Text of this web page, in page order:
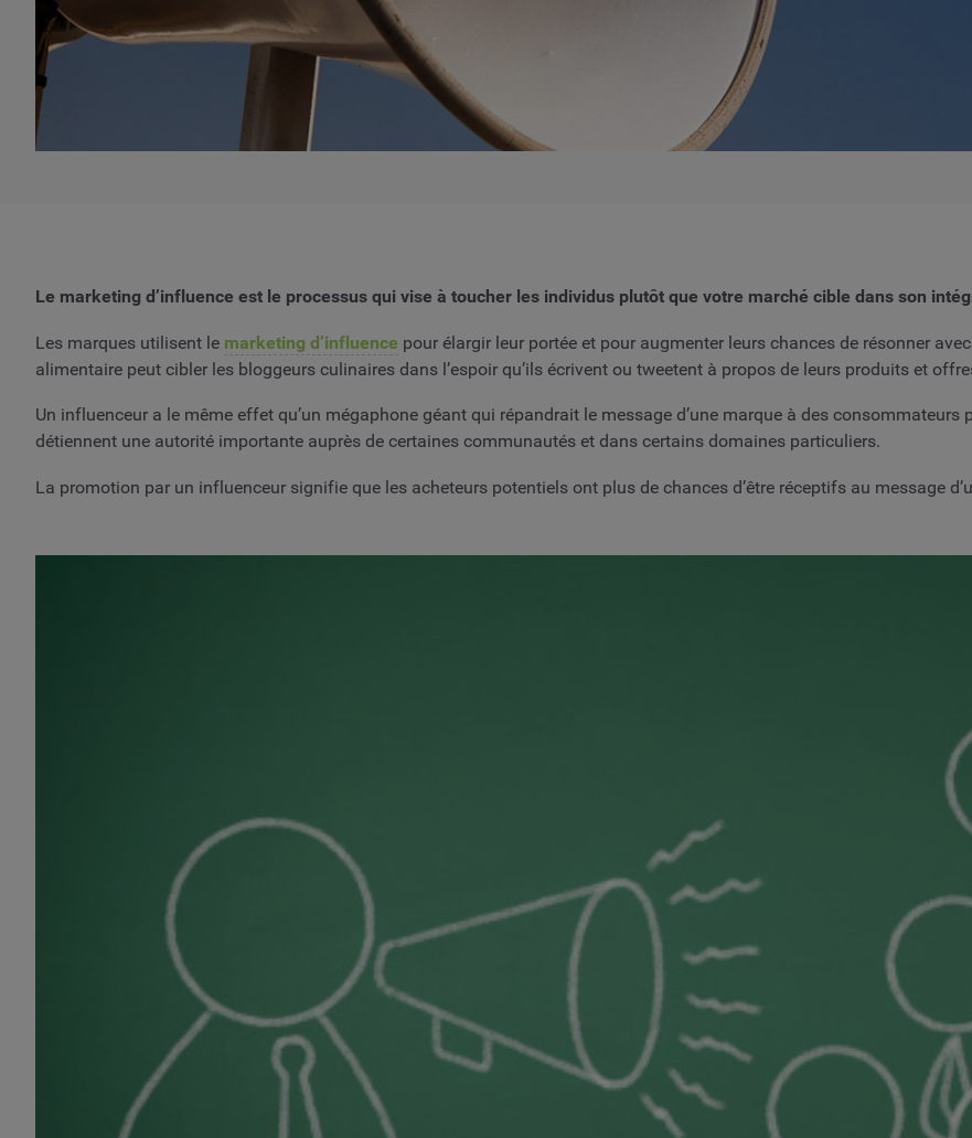
Le marketing d’influence est le processus qui vise à toucher les individus plutôt que votre marché cible dans son
Les marques utilisent le marketing d’influence pour élargir leur portée et pour augmenter leurs chances de résonner
alimentaire peut cibler les bloggeurs culinaires dans l’espoir qu’ils écrivent ou tweetent à propos de leurs produits et
Un influenceur a le même effet qu’un mégaphone géant qui répandrait le message d’une marque à des
détiennent une autorité importante auprès de certaines communautés et dans certains domaines particuliers.
La promotion par un influenceur signifie que les acheteurs potentiels ont plus de chances d’être réceptifs au message